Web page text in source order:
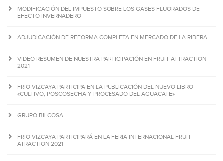
MODIFICACIÓN DEL IMPUESTO SOBRE LOS GASES FLUORADOS DE
EFECTO INVERNADERO
ADJUDICACIÓN DE REFORMA COMPLETA EN MERCADO DE LA RIBERA
VIDEO RESUMEN DE NUESTRA PARTICIPACIÓN EN FRUIT ATTRACTION
2021
FRIO VIZCAYA PARTICIPA EN LA PUBLICACIÓN DEL NUEVO LIBRO
«CULTIVO, POSCOSECHA Y PROCESADO DEL AGUACATE»
GRUPO BILCOSA
FRIO VIZCAYA PARTICIPARÁ EN LA FERIA INTERNACIONAL FRUIT
ATRACTION 2021